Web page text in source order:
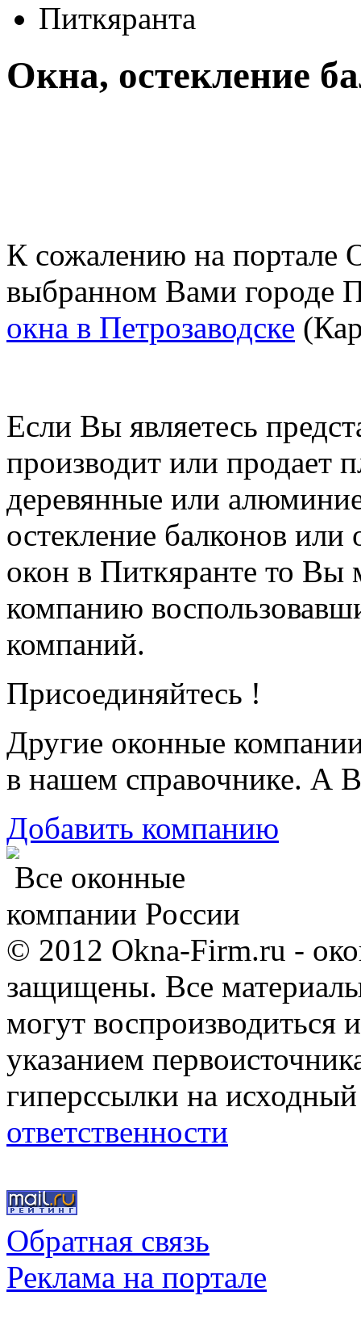
Питкяранта
Окна, остекление
К сожалению на портале
выбранном Вами городе
окна в Петрозаводске
Если Вы являетесь
производит или продает
деревянные или
остекление балконов или
окон в Питкяранте то Вы
компанию
компаний.
Присоединяйтесь !
Другие оконные
в нашем справочнике. А
Добавить компанию
Все оконные
компании России
© 2012 Okna-Firm.ru -
защищены. Все
могут воспроизводиться
указанием
гиперссылки на
ответственности
Обратная связь
Реклама на портале